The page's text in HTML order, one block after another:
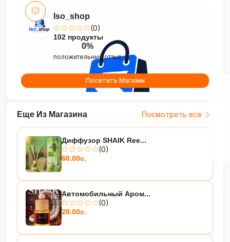
Классический мужской аромат с благородным
шлейфом и сложным многогранным звучанием.
Еще Из Магазина Посмотреть все
Диффузор SHAIK Ree...
(0)
60.00с.
Автомобильный Аром...
(0)
20.00с.
Iso_shop
(0)
102 продукты
0%
положительный отзыв
Посетить Магазин